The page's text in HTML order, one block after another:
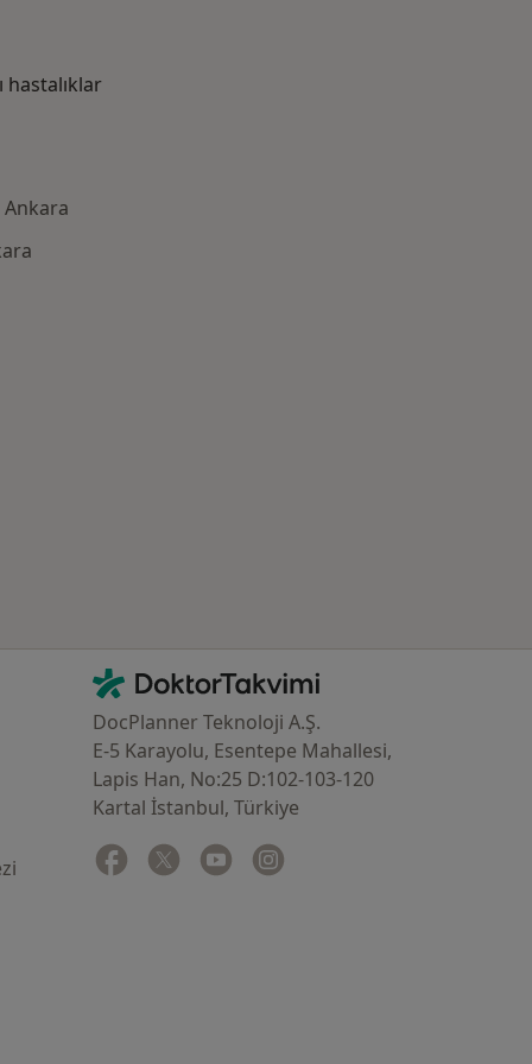
hastalıklar
Ankara
İletişim
DoktorTakvimi - Ana Sayfa
DocPlanner Teknoloji A.Ş.
E-5 Karayolu, Esentepe Mahallesi,
Lapis Han, No:25 D:102-103-120
Kartal İstanbul, Türkiye
Facebook
yeni bir sekmede açılır
Twitter
yeni bir sekmede açılır
Youtube
yeni bir sekmede açılır